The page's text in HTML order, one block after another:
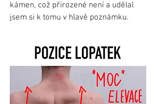
kámen, což přirozené není a udělal
jsem si k tomu v hlavě poznámku.